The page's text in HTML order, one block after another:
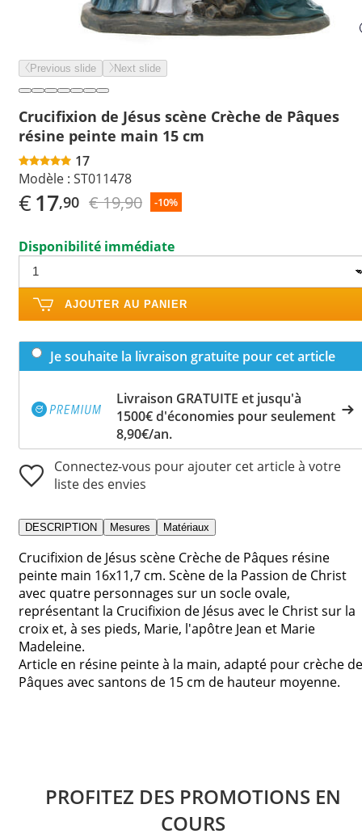
Previous slide Next slide
Crucifixion de Jésus scène Crèche de Pâques
résine peinte main 15 cm
17
Modèle : ST011478
€17,90 € 19,90 -10%
Disponibilité immédiate
AJOUTER AU PANIER
Je souhaite la livraison gratuite pour cet article
Livraison GRATUITE et jusqu'à
1500€ d'économies pour seulement
8,90€/an.
Connectez-vous pour ajouter cet article à votre
liste des envies
DESCRIPTION Mesures Matériaux
Crucifixion de Jésus scène Crèche de Pâques résine
peinte main 16x11,7 cm. Scène de la Passion de Christ
avec quatre personnages sur un socle ovale,
représentant la Crucifixion de Jésus avec le Christ sur la
croix et, à ses pieds, Marie, l'apôtre Jean et Marie
Madeleine.
Article en résine peinte à la main, adapté pour crèche de
Pâques avec santons de 15 cm de hauteur moyenne.
PROFITEZ DES PROMOTIONS EN
COURS